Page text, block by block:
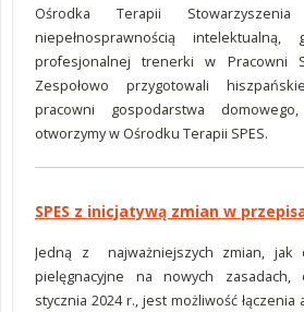
Ośrodka Terapii
niepełnosprawnością
profesjonalnej trenerki w Pracowni
Zespołowo przygotowali
pracowni gospodarstwa
otworzymy w Ośrodku Terapii SPES.
SPES z inicjatywą zmian w
Jedną z najważniejszych zmian, jak
pielęgnacyjne na nowych zasadach,
stycznia 2024 r., jest możliwość